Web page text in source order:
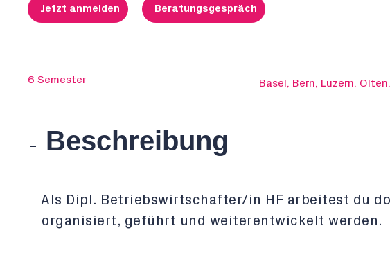
Jetzt anmelden Beratungsgespräch
6 Semester Basel, Bern, Luzern,
Beschreibung
Als Dipl. Betriebswirtschafter/in HF arbeitest du
organisiert, geführt und weiterentwickelt werden.